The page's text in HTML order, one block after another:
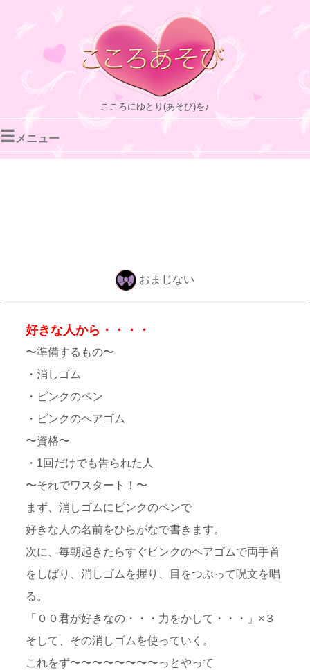
こころにゆとり(あそび)を♪
☰ メニュー
おまじない
好きな人から・・・・
〜準備するもの〜
・消しゴム
・ピンクのペン
・ピンクのヘアゴム
〜資格〜
・1回だけでも告られた人
〜それでワスタート！〜
まず、消しゴムにピンクのペンで
好きな人の名前をひらがなで書きます。
次に、毎朝起きたらすぐピンクのヘアゴムで両手首
をしばり、消しゴムを握り、目をつぶって呪文を唱
る。
「００君が好きなの・・・力をかして・・・」×３
そして、その消しゴムを使っていく。
これをず〜〜〜〜〜〜〜〜っとやって